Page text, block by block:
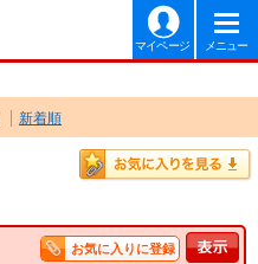
マイページ メニュー
新着順
お気に入りに登録